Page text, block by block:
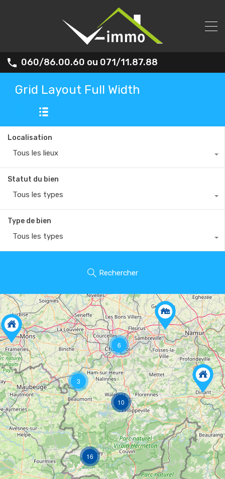
060/86.00.60 ou 071/11.87.88
Grid Layout Full Width
Localisation
Tous les lieux
Statut du bien
Tous les types
Type de bien
Tous les types
Rechercher
3
6
16
10